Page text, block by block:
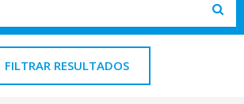
FILTRAR RESULTADOS